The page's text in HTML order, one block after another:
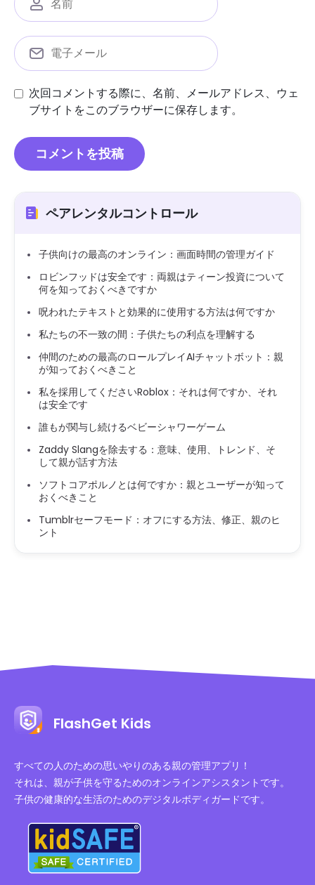
次回コメントする際に、名前、メールアドレス、ウェ
ブサイトをこのブラウザーに保存します。
ペアレンタルコントロール
子供向けの最高のオンライン：画面時間の管理ガイド
ロビンフッドは安全です：両親はティーン投資について
何を知っておくべきですか
呪われたテキストと効果的に使用する方法は何ですか
私たちの不一致の間：子供たちの利点を理解する
仲間のための最高のロールプレイAIチャットボット：親
が知っておくべきこと
私を採用してくださいRoblox：それは何ですか、それ
は安全です
誰もが関与し続けるベビーシャワーゲーム
Zaddy Slangを除去する：意味、使用、トレンド、そ
して親が話す方法
ソフトコアポルノとは何ですか：親とユーザーが知って
おくべきこと
Tumblrセーフモード：オフにする方法、修正、親のヒ
ント
FlashGet Kids
すべての人のための思いやりのある親の管理アプリ！
それは、親が子供を守るためのオンラインアシスタントです。
子供の健康的な生活のためのデジタルボディガードです。